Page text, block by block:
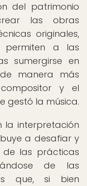
del patrimonio
las obras
originales,
permiten a las
sumergirse en
manera más
y el
gestó la música.
la interpretación
a desafiar y
de las prácticas
de las
que, si bien